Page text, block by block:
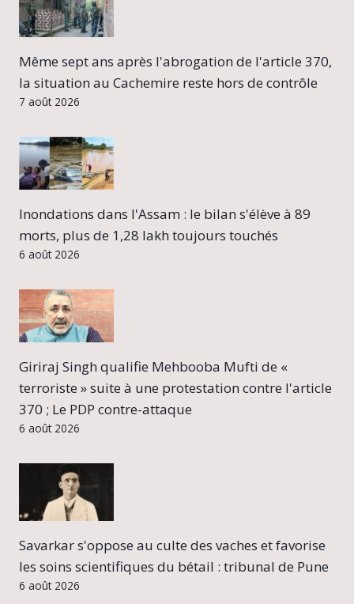
Même sept ans après l'abrogation de l'article 370,
la situation au Cachemire reste hors de contrôle
7 août 2026
Inondations dans l'Assam : le bilan s'élève à 89
morts, plus de 1,28 lakh toujours touchés
6 août 2026
Giriraj Singh qualifie Mehbooba Mufti de «
terroriste » suite à une protestation contre l'article
370 ; Le PDP contre-attaque
6 août 2026
Savarkar s'oppose au culte des vaches et favorise
les soins scientifiques du bétail : tribunal de Pune
6 août 2026